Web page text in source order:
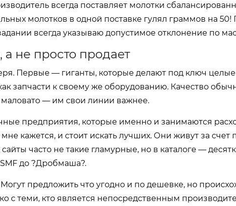
всегда поставляет молотки
молотков в одной поставке гулял граммов на
всегда указываю допустимое отклонение по
а не просто продает
Первые — гиганты, которые делают под ключ целые
запчасти к своему же оборудованию. Качество
маловато — им свои линии важнее.
предприятия, которые именно и занимаются
кажется, и стоит искать лучших. Они живут за счет
часто не такие гламурные, но в каталоге —
до ?Дробмаша?.
предложить что угодно и по дешевке, но
с теми, кто является непосредственным